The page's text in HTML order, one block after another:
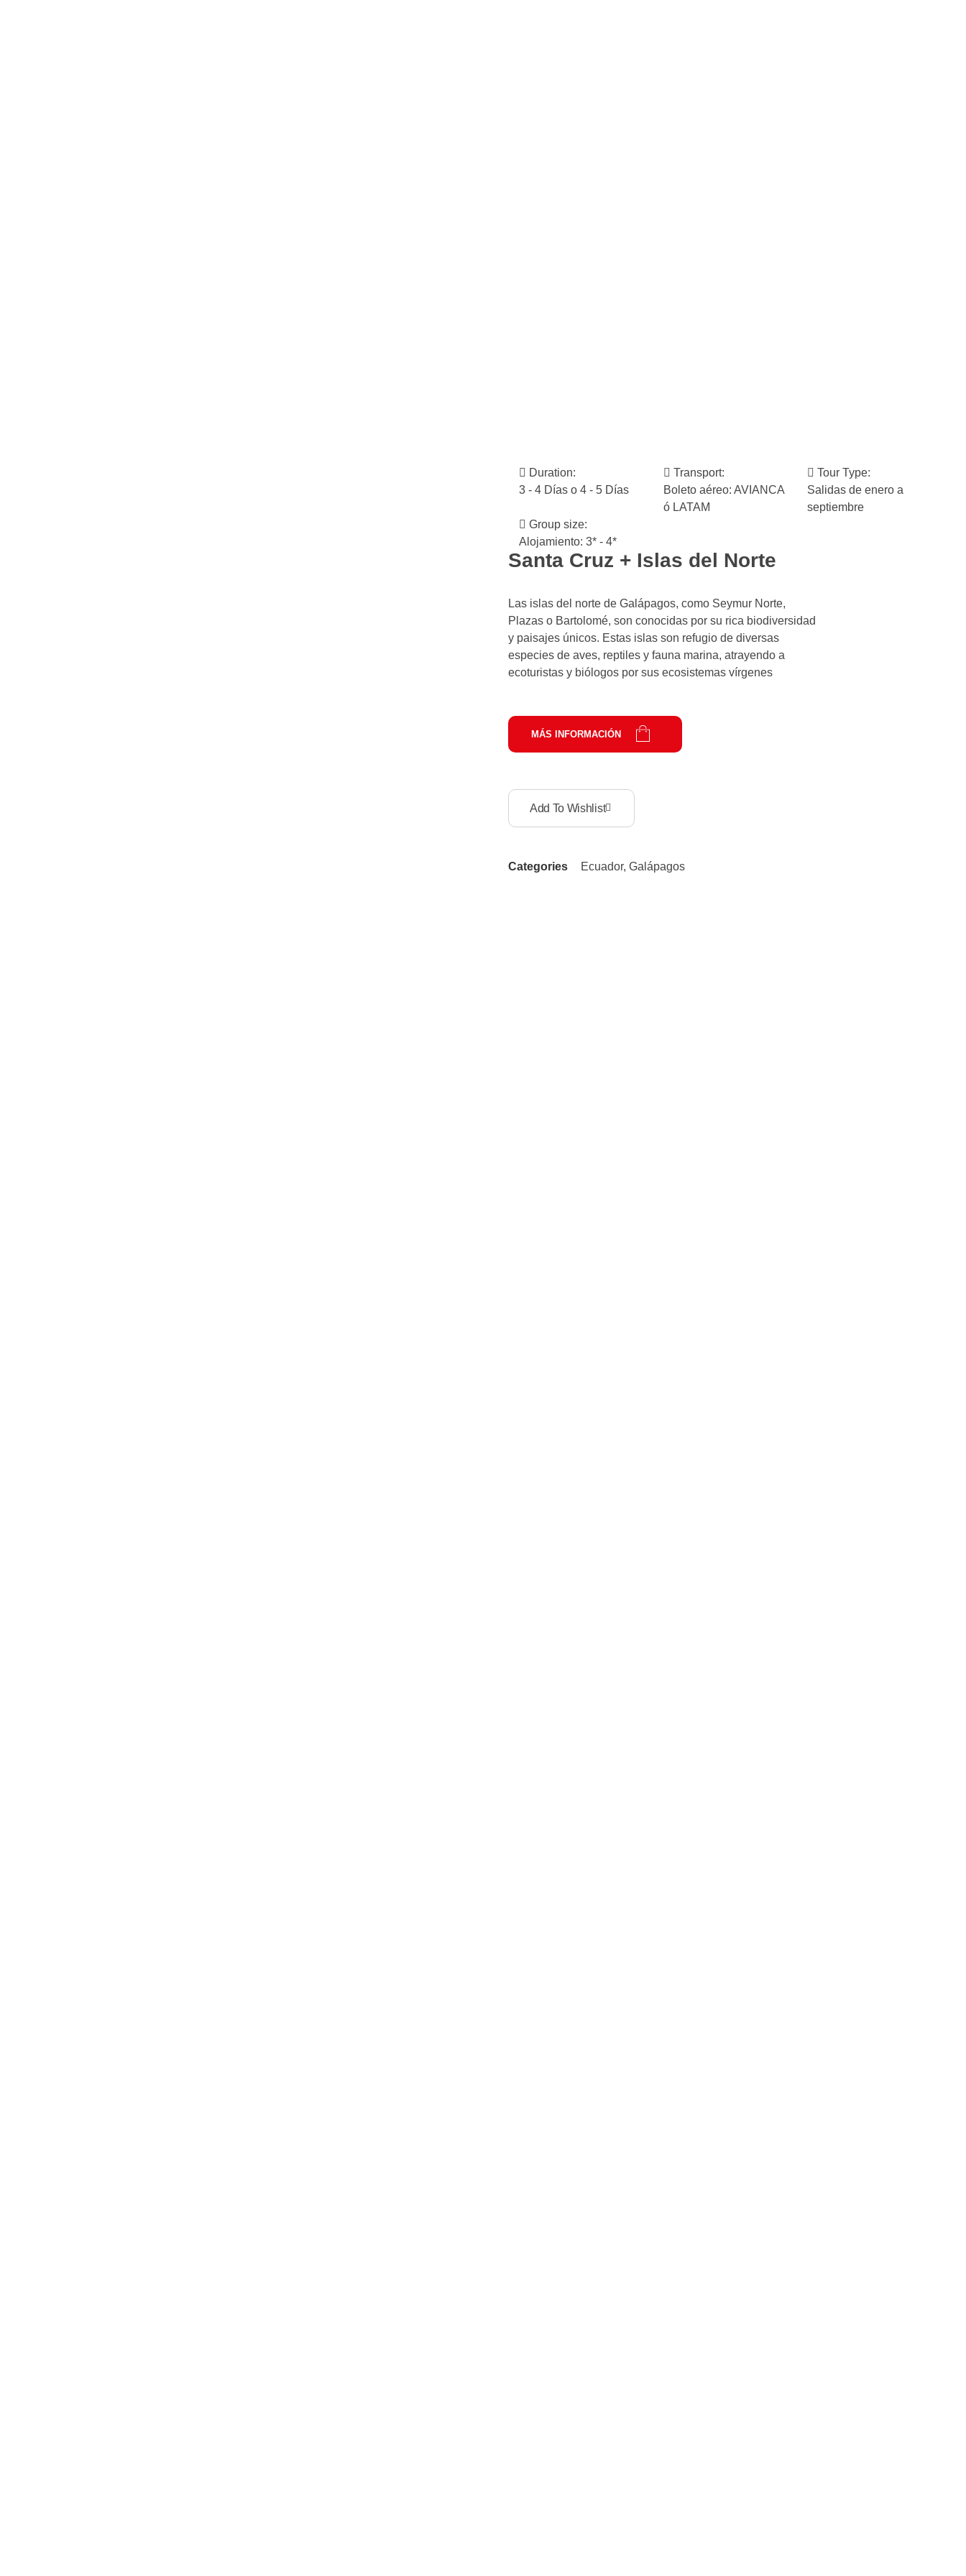
Santa Cruz + Islas del Norte
Duration:
3 - 4 Días o 4 - 5 Días
Transport:
Boleto aéreo: AVIANCA
ó LATAM
Tour Type:
Salidas de enero a
septiembre
Group size:
Alojamiento: 3* - 4*
Las islas del norte de Galápagos, como Seymur Norte,
Plazas o Bartolomé, son conocidas por su rica biodiversidad
y paisajes únicos. Estas islas son refugio de diversas
especies de aves, reptiles y fauna marina, atrayendo a
ecoturistas y biólogos por sus ecosistemas vírgenes
MÁS INFORMACIÓN
Add To Wishlist
Categories Ecuador, Galápagos